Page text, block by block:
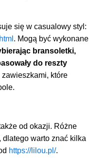
się w casualowy styl:
. Mogą być wykonane
bransoletki,
do reszty
które
od okazji. Różne
warto znać kilka
https://lilou.pl/.